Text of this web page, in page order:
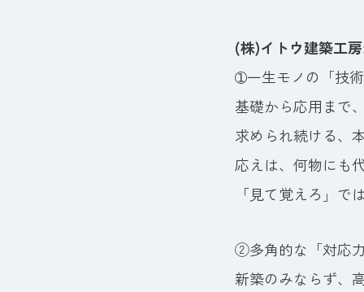
(株)イトウ建築工
➀一生モノの「技
基礎から応用まで
求められ続ける、
応えは、何物にも
「見て覚えろ」
②多角的な「対応
新築のみならず、